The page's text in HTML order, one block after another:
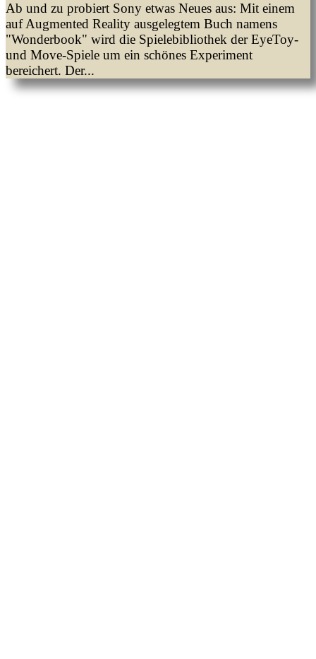
Ab und zu probiert Sony etwas Neues aus: Mit einem
auf Augmented Reality ausgelegtem Buch namens
"Wonderbook" wird die Spielebibliothek der EyeToy-
und Move-Spiele um ein schönes Experiment
bereichert. Der...